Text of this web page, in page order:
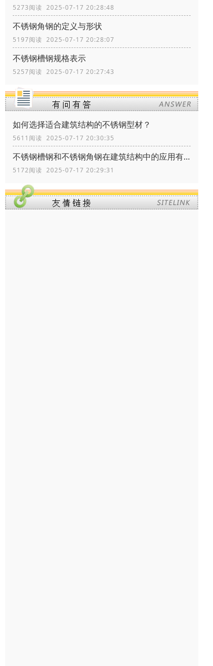
5273阅读 2025-07-17 20:28:48
不锈钢角钢的定义与形状
5197阅读 2025-07-17 20:28:07
不锈钢槽钢规格表示
5257阅读 2025-07-17 20:27:43
如何选择适合建筑结构的不锈钢型材？
5611阅读 2025-07-17 20:30:35
不锈钢槽钢和不锈钢角钢在建筑结构中的应用有何区别？
5172阅读 2025-07-17 20:29:31